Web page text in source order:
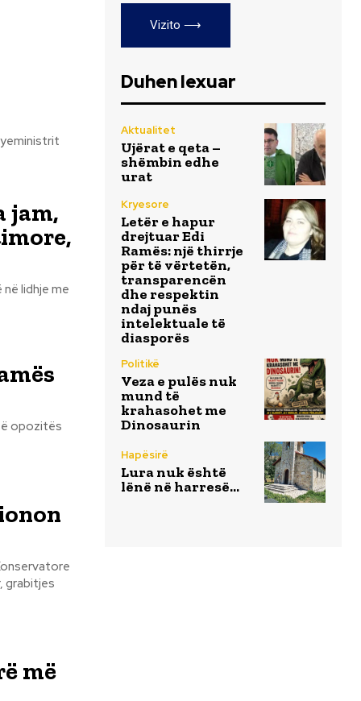
jam,
lidhje me
opozitës
grabitjes
më
Vizito ⟶
Duhen lexuar
Aktualitet
Ujërat e qeta –
shëmbin edhe
urat
Kryesore
Letër e hapur
drejtuar Edi
Ramës: një thirrje
për të vërtetën,
transparencën
dhe respektin
ndaj punës
intelektuale të
diasporës
Politikë
Veza e pulës nuk
mund të
krahasohet me
Dinosaurin
Hapësirë
Lura nuk është
lënë në harresë…